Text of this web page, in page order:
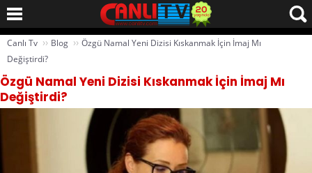
Canlı Tv ›› Blog ›› Özgü Namal Yeni Dizisi Kıskanmak İçin İmaj Mı
Değiştirdi?
Özgü Namal Yeni Dizisi Kıskanmak İçin İmaj Mı
Değiştirdi?